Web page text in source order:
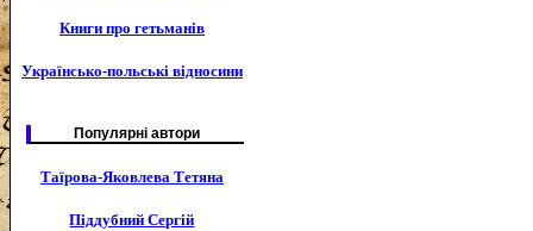
Книги про гетьманів
Українсько-польські відносини
Популярні автори
Таїрова-Яковлева Тетяна
Піддубний Сергій